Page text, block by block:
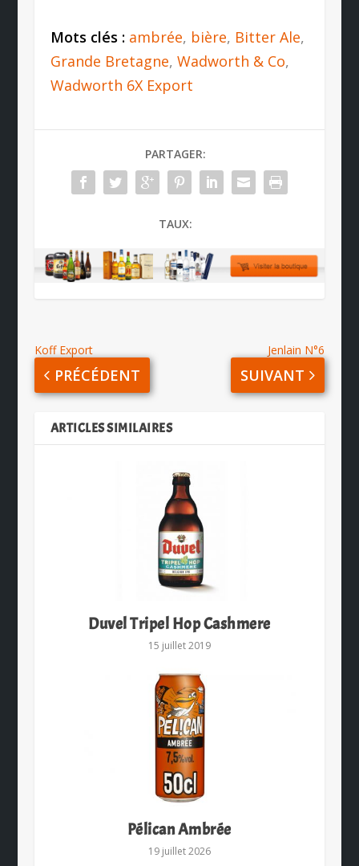
Mots clés : ambrée, bière, Bitter Ale,
Grande Bretagne, Wadworth & Co,
Wadworth 6X Export
PARTAGER:
TAUX:
Koff Export
PRÉCÉDENT
Jenlain N°6
SUIVANT
ARTICLES SIMILAIRES
Duvel Tripel Hop Cashmere
15 juillet 2019
Pélican Ambrée
19 juillet 2026